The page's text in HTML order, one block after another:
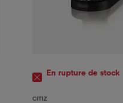
En rupture de stock
CITIZ